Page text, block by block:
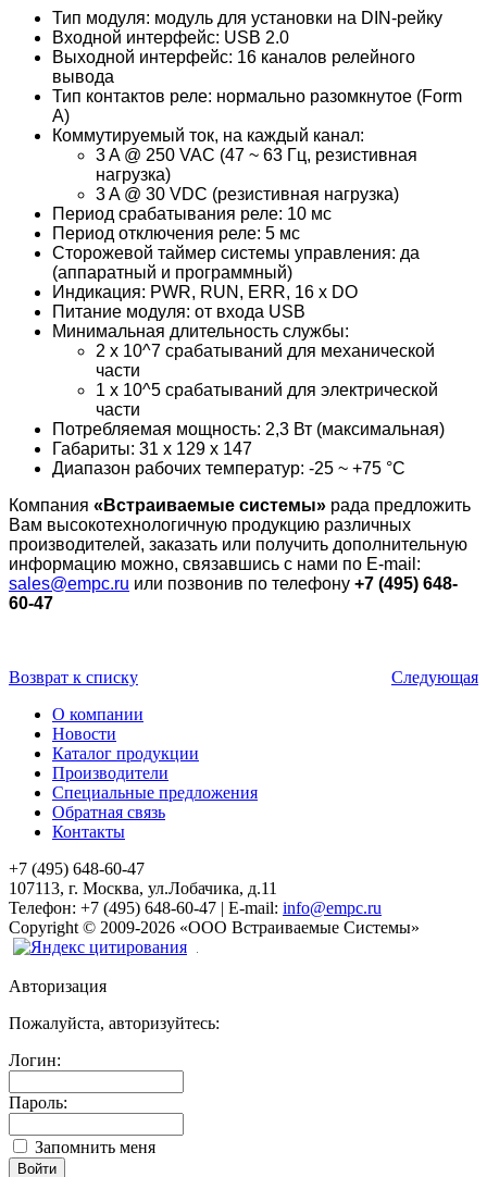
Тип модуля: модуль для установки на DIN-рейку
Входной интерфейс: USB 2.0
Выходной интерфейс: 16 каналов релейного
вывода
Тип контактов реле: нормально разомкнутое (Form
A)
Коммутируемый ток, на каждый канал:
3 A @ 250 VAC (47 ~ 63 Гц, резистивная
нагрузка)
3 A @ 30 VDC (резистивная нагрузка)
Период срабатывания реле: 10 мс
Период отключения реле: 5 мс
Сторожевой таймер системы управления: да
(аппаратный и программный)
Индикация: PWR, RUN, ERR, 16 x DO
Питание модуля: от входа USB
Минимальная длительность службы:
2 x 10^7 срабатываний для механической
части
1 x 10^5 срабатываний для электрической
части
Потребляемая мощность: 2,3 Вт (максимальная)
Габариты: 31 x 129 x 147
Диапазон рабочих температур: -25 ~ +75 °C
Компания «Встраиваемые системы» рада предложить
Вам высокотехнологичную продукцию различных
производителей, заказать или получить дополнительную
информацию можно, связавшись с нами по E-mail:
sales@empc.ru или позвонив по телефону +7 (495) 648-
60-47
Возврат к списку
Следующая
О компании
Новости
Каталог продукции
Производители
Специальные предложения
Обратная связь
Контакты
+7 (495) 648-60-47
107113, г. Москва, ул.Лобачика, д.11
Телефон: +7 (495) 648-60-47 | E-mail: info@empc.ru
Copyright © 2009-2026 «ООО Встраиваемые Системы»
Авторизация
Пожалуйста, авторизуйтесь:
Логин:
Пароль:
Запомнить меня